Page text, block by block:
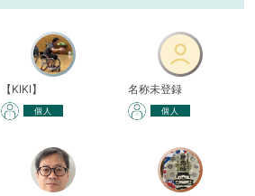
【KIKI】
個人
名称未登録
個人